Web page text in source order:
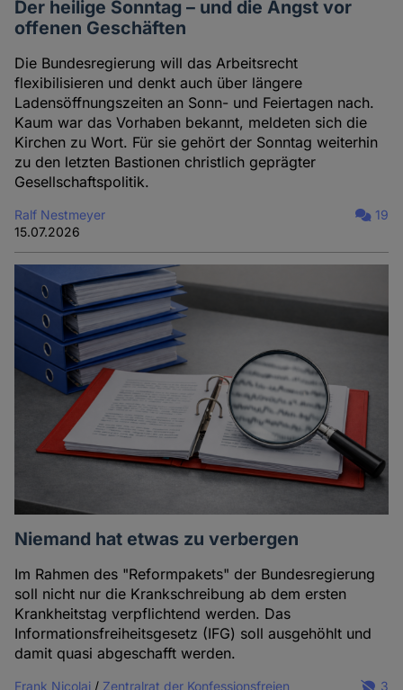
Der heilige Sonntag – und die Angst vor
offenen Geschäften
Die Bundesregierung will das Arbeitsrecht
flexibilisieren und denkt auch über längere
Ladensöffnungszeiten an Sonn- und Feiertagen nach.
Kaum war das Vorhaben bekannt, meldeten sich die
Kirchen zu Wort. Für sie gehört der Sonntag weiterhin
zu den letzten Bastionen christlich geprägter
Gesellschaftspolitik.
Ralf Nestmeyer
15.07.2026
19
Niemand hat etwas zu verbergen
Im Rahmen des "Reformpakets" der Bundesregierung
soll nicht nur die Krankschreibung ab dem ersten
Krankheitstag verpflichtend werden. Das
Informationsfreiheitsgesetz (IFG) soll ausgehöhlt und
damit quasi abgeschafft werden.
Frank Nicolai / Zentralrat der Konfessionsfreien 3